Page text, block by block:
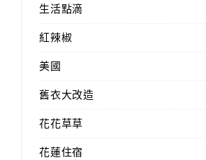
生活點滴
紅辣椒
美國
舊衣大改造
花花草草
花蓮住宿